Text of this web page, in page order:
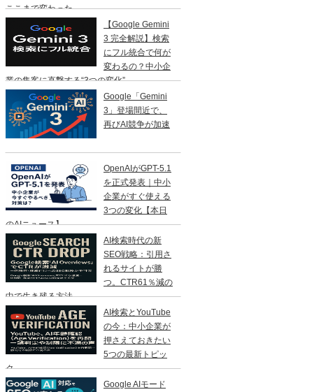
ここまで変わった
【Google Gemini
3 完全解説】検索
にフル統合で何が
変わるの？中小企
業の集客に直撃する“3つの変化”
Google「Gemini
3」登場間近で、
再びAI競争が加速
OpenAIがGPT-5.1
を正式発表｜中小
企業がすぐ使える
3つの変化【本日
のAIニュース】
AI検索時代の新
SEO戦略：引用さ
れるサイトが勝
つ。CTR61％減の
中で生き残る方法
AI検索とYouTube
の今：中小企業が
押さえておきたい
5つの最新トピッ
ク
Google AIモード